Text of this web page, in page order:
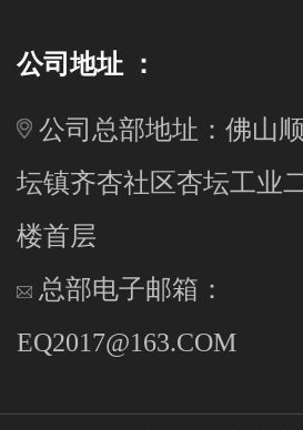
公司地址 ：
公司总部地址：佛山
坛镇齐杏社区杏坛工业
楼首层
总部电子邮箱：
EQ2017@163.COM